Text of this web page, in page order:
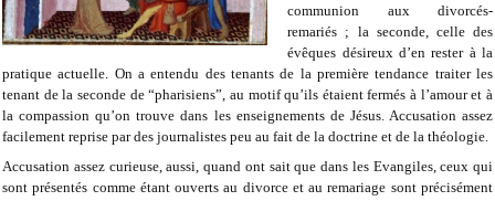
communion aux divorcés-
remariés ; la seconde, celle des
évêques désireux d’en rester à la
pratique actuelle. On a entendu des tenants de la première tendance traiter les
tenant de la seconde de “pharisiens”, au motif qu’ils étaient fermés à l’amour et à
la compassion qu’on trouve dans les enseignements de Jésus. Accusation assez
facilement reprise par des journalistes peu au fait de la doctrine et de la théologie.
Accusation assez curieuse, aussi, quand ont sait que dans les Evangiles, ceux qui
sont présentés comme étant ouverts au divorce et au remariage sont précisément